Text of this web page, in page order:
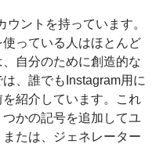
ントを持っています。
っている人はほとんど
自分のために創造的な
、誰でもInstagram用に
紹介しています。これ
かの記号を追加してユ
たは、ジェネレーター